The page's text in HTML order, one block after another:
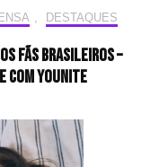
, DESTAQUES
fãs brasileiros –
YOUNITE